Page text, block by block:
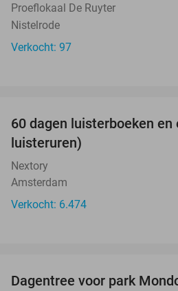
Proeflokaal De Ruyter
Nistelrode
Verkocht: 97
60 dagen luisterboeken en
luisteruren)
Nextory
Amsterdam
Verkocht: 6.474
Dagentree voor park